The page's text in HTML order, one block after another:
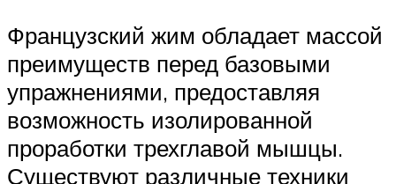
Французский жим обладает массой
преимуществ перед базовыми
упражнениями, предоставляя
возможность изолированной
проработки трехглавой мышцы.
Существуют различные техники